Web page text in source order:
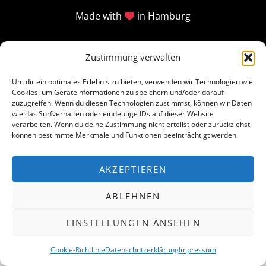
Zustimmung verwalten
Um dir ein optimales Erlebnis zu bieten, verwenden wir Technologien wie
Cookies, um Geräteinformationen zu speichern und/oder darauf
zuzugreifen. Wenn du diesen Technologien zustimmst, können wir Daten
wie das Surfverhalten oder eindeutige IDs auf dieser Website
verarbeiten. Wenn du deine Zustimmung nicht erteilst oder zurückziehst,
können bestimmte Merkmale und Funktionen beeinträchtigt werden.
AKZEPTIEREN
ABLEHNEN
EINSTELLUNGEN ANSEHEN
Cookie-RichtlinieDatenschutzerklärungImpressum
Made with in Hamburg